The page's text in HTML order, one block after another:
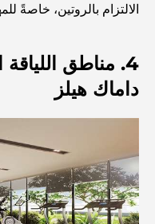
كيفية الحصول على
مخطط تلال الغاف
دبي
منازل متوافقة مع
أفضل شركات تنسيق
الخارجية
الالتزام بالروتين، خاصةً
4. مناطق
داماك هيلز